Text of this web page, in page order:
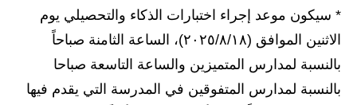
كتب مدرسية
المرحلة الابتدائية
المرحلة المتوسطة
* سيكون موعد إجراء اختبارات الذكاء والتحصيلي يوم
الاثنين الموافق (٢٠٢٥/٨/۱۸)، الساعة الثامنة صباحاً
بالنسبة لمدارس المتميزين والساعة التاسعة صباحا
بالنسبة لمدارس المتفوقين في المدرسة التي يقدم فيها